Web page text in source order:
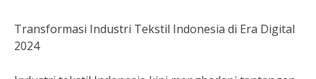
Transformasi Industri Tekstil Indonesia di Era Digital
2024